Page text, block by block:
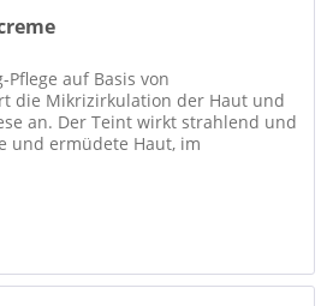
auf Basis von
die Mikrizirkulation der Haut und
an. Der Teint wirkt strahlend und
und ermüdete Haut, im